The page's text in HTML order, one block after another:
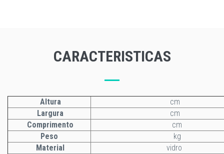
CARACTERISTICAS
Altura
cm
Largura
cm
Comprimento
cm
Peso
kg
Material
vidro